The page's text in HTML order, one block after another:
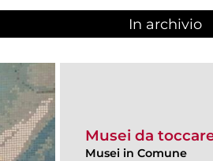
In archivio
Musei da
Musei in Comune